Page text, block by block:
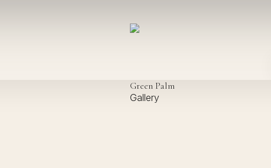
Green Palm
Gallery